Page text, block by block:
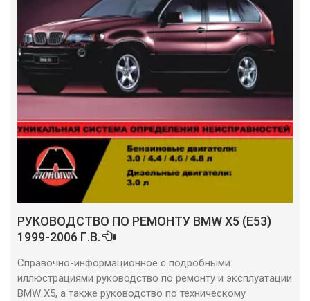
РУКОВОДСТВО ПО РЕМОНТУ BMW X5 (E53)
1999-2006 Г.В.
Справочно-информационное с подробными
иллюстрациями руководство по ремонту и эксплуатации
BMW X5, а также руководство по техническому